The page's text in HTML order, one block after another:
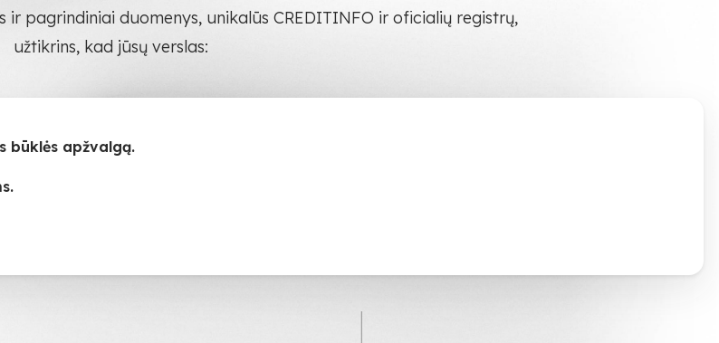
pagrindiniai duomenys, unikalūs CREDITINFO ir oficialių registrų,
užtikrins, kad jūsų verslas:
būklės apžvalgą.